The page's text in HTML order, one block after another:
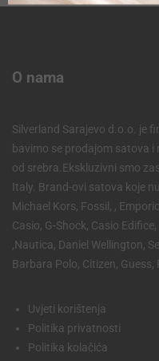
O nama
Silverland Sarajevo d.o.o. je
bavimo se prodajom satova
od srebra.Ekskluzivni smo
Italy. Brand-ovi satova koje
Michael Kors, Fossil, ,
Casio, G-Shock, Casio
,Nautica, Daniel Wellington,
Barbara Polo, Citizen,
Uvjeti korištenja
Politika privatnosti
Politika kolačića